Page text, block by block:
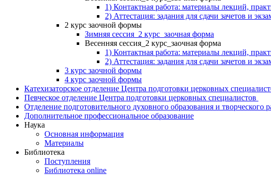
1) Контактная работа: материалы лекций,
2) Аттестация: задания для сдачи зачетов и
2 курс заочной формы
Зимняя сессия_2 курс_заочная форма
Весенняя сессия_2 курс_заочная форма
1) Контактная работа: материалы лекций,
2) Аттестация: задания для сдачи зачетов и
3 курс заочной формы
4 курс заочной формы
Катехизаторское отделение Центра подготовки церковных
Певческое отделение Центра подготовки церковных специалистов
Отделение подготовительного духовного образования и
Дополнительное профессиональное образование
Наука
Основная информация
Материалы
Библиотека
Поступления
Библиотека online